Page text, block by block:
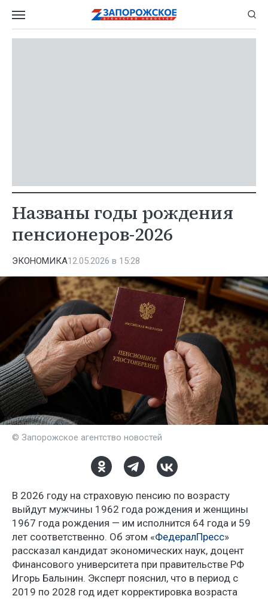
Названы годы рождения
пенсионеров-2026
ЭКОНОМИКА12.05.2026 в 15:28
© Запорожское агентство новостей
В 2026 году на страховую пенсию по возрасту
выйдут мужчины 1962 года рождения и женщины
1967 года рождения — им исполнится 64 года и 59
лет соответственно. Об этом «ФедералПресс»
рассказал кандидат экономических наук, доцент
Финансового университета при правительстве РФ
Игорь Балынин. Эксперт пояснил, что в период с
2019 по 2028 год идет корректировка возраста